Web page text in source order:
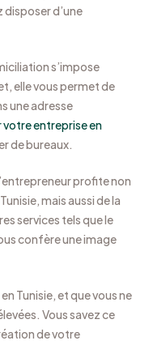
d’une
s’impose
elle vous permet de
une adresse
votre entreprise en
de bureaux.
profite non
mais aussi de la
services tels que le
confère une image
Tunisie, et que vous ne
Vous savez ce
de votre